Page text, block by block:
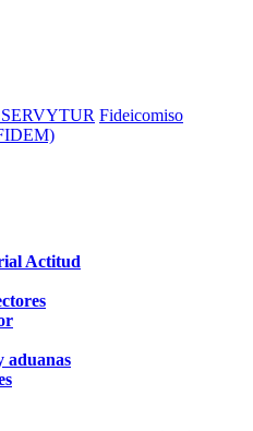
Fideicomiso
Actitud
aduanas